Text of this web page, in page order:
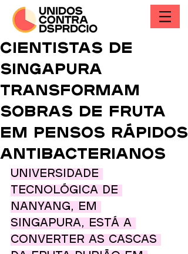
Cientistas de
Singapura
transformam
sobras de fruta
em pensos rápidos
antibacterianos
Universidade
Tecnológica de
Nanyang, em
Singapura, está a
converter as cascas